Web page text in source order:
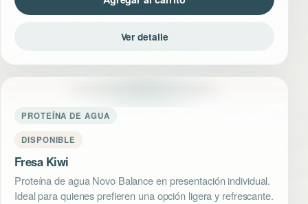
Ver detalle
PROTEÍNA DE AGUA
DISPONIBLE
Fresa Kiwi
Proteína de agua Novo Balance en presentación individual.
Ideal para quienes prefieren una opción ligera y refrescante.